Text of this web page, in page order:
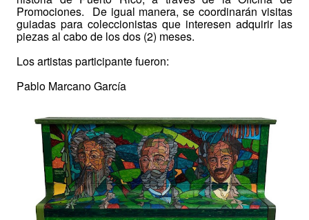
Promociones. De igual manera, se coordinarán visitas
guiadas para coleccionistas que interesen adquirir las
piezas al cabo de los dos (2) meses.
Los artistas participante fueron:
Pablo Marcano García